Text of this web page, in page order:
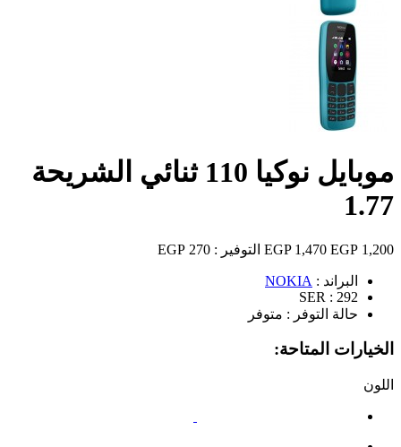
موبايل نوكيا 110 ثنائي الشريحة
1.77
1,200 EGP
1,470 EGP التوفير : 270 EGP
البراند : NOKIA
SER : 292
حالة التوفر : متوفر
الخيارات المتاحة:
اللون